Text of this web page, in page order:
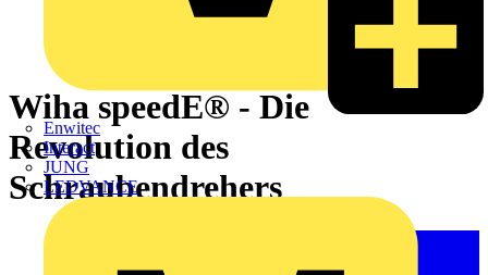
Enwitec
Interact
JUNG
LEDVANCE
Wiha speedE® - Die
Revolution des
Schraubendrehers